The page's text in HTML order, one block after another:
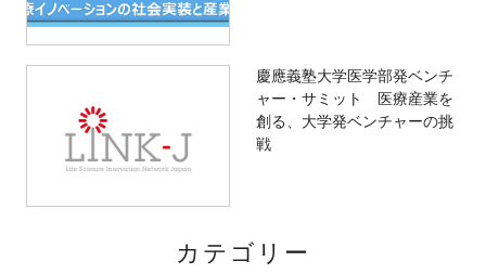
慶應義塾大学医学部発ベンチ
ャー・サミット 医療産業を
創る、大学発ベンチャーの挑
戦
カテゴリー